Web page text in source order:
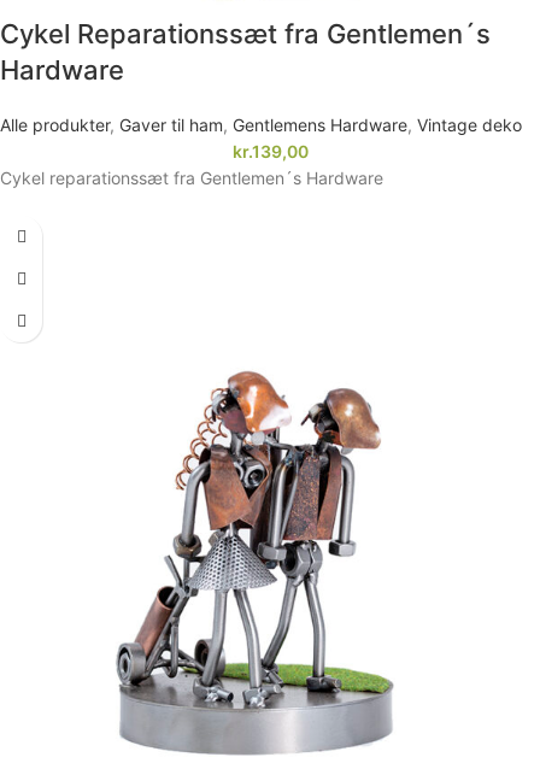
Cykel Reparationssæt fra Gentlemen´s
Hardware
Alle produkter, Gaver til ham, Gentlemens Hardware, Vintage deko
kr.139,00
Cykel reparationssæt fra Gentlemen´s Hardware